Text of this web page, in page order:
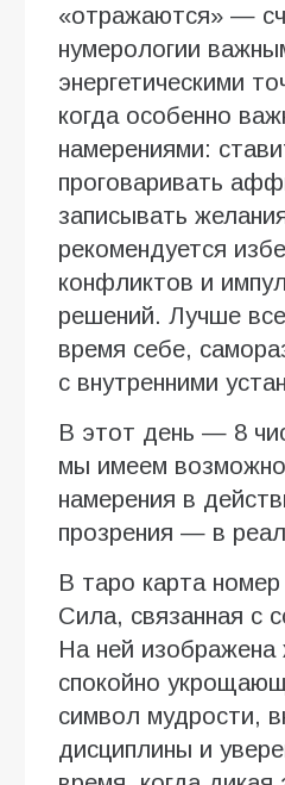
«отражаются» —
нумерологии
энергетическими
когда особенно
намерениями:
проговаривать
записывать
рекомендуется
конфликтов и
решений. Лучше
время себе,
с внутренними
В этот день — 8
мы имеем
намерения в
прозрения — в
В таро карта
Сила, связанная с
На ней
спокойно
символ мудрости,
дисциплины и